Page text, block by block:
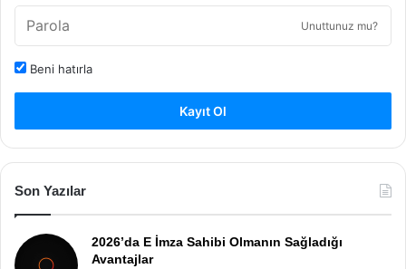
Unuttunuz mu?
Beni hatırla
Kayıt Ol
Son Yazılar
2026’da E İmza Sahibi Olmanın Sağladığı
Avantajlar